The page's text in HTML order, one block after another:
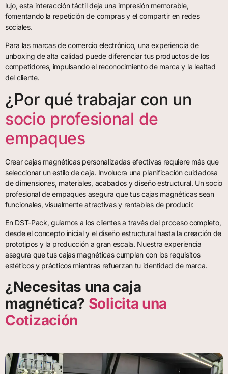
lujo, esta interacción táctil deja una impresión memorable,
fomentando la repetición de compras y el compartir en redes
sociales.
Para las marcas de comercio electrónico, una experiencia de
unboxing de alta calidad puede diferenciar tus productos de los
competidores, impulsando el reconocimiento de marca y la lealtad
del cliente.
¿Por qué trabajar con un
socio profesional de
empaques
Crear cajas magnéticas personalizadas efectivas requiere más que
seleccionar un estilo de caja. Involucra una planificación cuidadosa
de dimensiones, materiales, acabados y diseño estructural. Un socio
profesional de empaques asegura que tus cajas magnéticas sean
funcionales, visualmente atractivas y rentables de producir.
En DST-Pack, guiamos a los clientes a través del proceso completo,
desde el concepto inicial y el diseño estructural hasta la creación de
prototipos y la producción a gran escala. Nuestra experiencia
asegura que tus cajas magnéticas cumplan con los requisitos
estéticos y prácticos mientras refuerzan tu identidad de marca.
¿Necesitas una caja
magnética? Solicita una
Cotización